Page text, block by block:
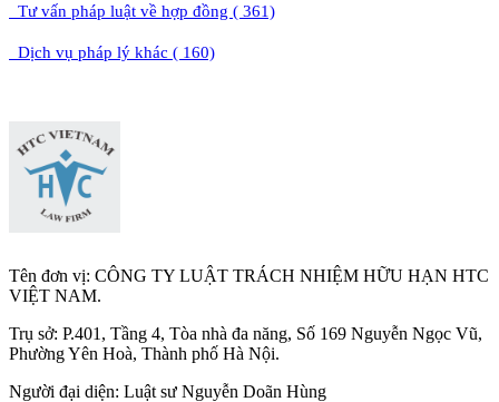
Tư vấn pháp luật về hợp đồng ( 361)
Dịch vụ pháp lý khác ( 160)
Tên đơn vị: CÔNG TY LUẬT TRÁCH NHIỆM HỮU HẠN HTC
VIỆT NAM.
Trụ sở: P.401, Tầng 4, Tòa nhà đa năng, Số 169 Nguyễn Ngọc Vũ,
Phường Yên Hoà, Thành phố Hà Nội.
Người đại diện: Luật sư Nguyễn Doãn Hùng